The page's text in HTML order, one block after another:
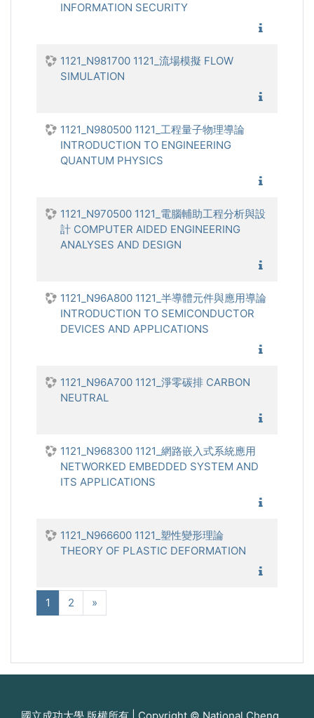
INFORMATION SECURITY
1121_N981700 1121_流場模擬 FLOW
SIMULATION
1121_N980500 1121_工程量子物理導論
INTRODUCTION TO ENGINEERING
QUANTUM PHYSICS
1121_N970500 1121_電腦輔助工程分析與設
計 COMPUTER AIDED ENGINEERING
ANALYSES AND DESIGN
1121_N96A800 1121_半導體元件與應用導論
INTRODUCTION TO SEMICONDUCTOR
DEVICES AND APPLICATIONS
1121_N96A700 1121_淨零碳排 CARBON
NEUTRAL
1121_N968300 1121_網路嵌入式系統應用
NETWORKED EMBEDDED SYSTEM AND
ITS APPLICATIONS
1121_N966600 1121_塑性變形理論
THEORY OF PLASTIC DEFORMATION
1 (現在)
2 »